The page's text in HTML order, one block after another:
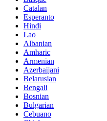
Catalan
Esperanto
Hindi
Lao
Albanian
Amharic
Armenian
Azerbaijani
Belarusian
Bengali
Bosnian
Bulgarian
Cebuano